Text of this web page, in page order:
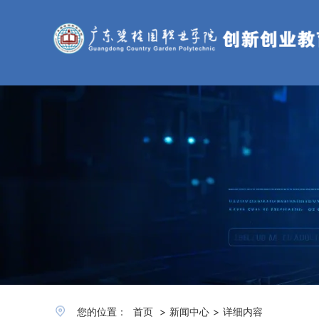
您的位置： 首页 > 新闻中心 > 详细内容